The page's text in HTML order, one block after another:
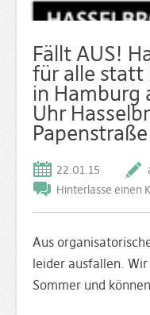
Fällt AUS!
für alle statt
in Hamburg
Uhr
Papenstraße
22.01.15
Hinterlasse einen
Aus
leider ausfallen.
Sommer und